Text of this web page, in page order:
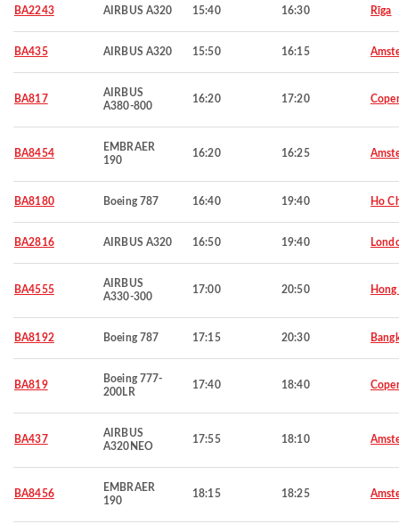
BA2243 AIRBUS A320 15:40 16:30 Rīga
BA435 AIRBUS A320 15:50 16:15
BA817
AIRBUS
A380-800
16:20 17:20
BA8454
EMBRAER
190
16:20 16:25
BA8180 Boeing 787 16:40 19:40 Ho
BA2816 AIRBUS A320 16:50 19:40
BA4555
AIRBUS
A330-300
17:00 20:50
BA8192 Boeing 787 17:15 20:30
BA819
Boeing 777-
200LR
17:40 18:40
BA437
AIRBUS
A320NEO
17:55 18:10
BA8456
EMBRAER
190
18:15 18:25